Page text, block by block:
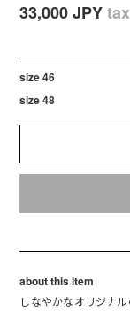
33,000 JPY
size 46
size 48
about this item
しなやかなオリジナ